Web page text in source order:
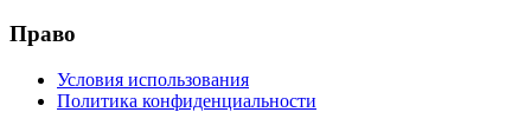
Право
Условия использования
Политика конфиденциальности